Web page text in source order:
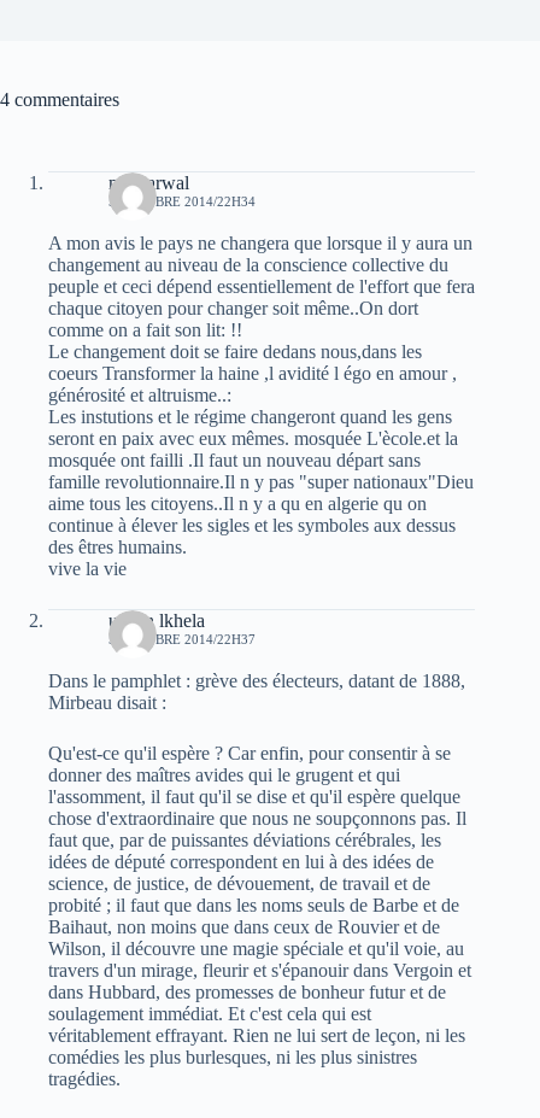
4 commentaires
moh arwal
5 OCTOBRE 2014/22H34
A mon avis le pays ne changera que lorsque il y aura un
changement au niveau de la conscience collective du
peuple et ceci dépend essentiellement de l'effort que fera
chaque citoyen pour changer soit même..On dort
comme on a fait son lit: !!
Le changement doit se faire dedans nous,dans les
coeurs Transformer la haine ,l avidité l égo en amour ,
générosité et altruisme..:
Les instutions et le régime changeront quand les gens
seront en paix avec eux mêmes. mosquée L'ècole.et la
mosquée ont failli .Il faut un nouveau départ sans
famille revolutionnaire.Il n y pas "super nationaux"Dieu
aime tous les citoyens..Il n y a qu en algerie qu on
continue à élever les sigles et les symboles aux dessus
des êtres humains.
vive la vie
uchen lkhela
5 OCTOBRE 2014/22H37
Dans le pamphlet : grève des électeurs, datant de 1888,
Mirbeau disait :
Qu'est-ce qu'il espère ? Car enfin, pour consentir à se
donner des maîtres avides qui le grugent et qui
l'assomment, il faut qu'il se dise et qu'il espère quelque
chose d'extraordinaire que nous ne soupçonnons pas. Il
faut que, par de puissantes déviations cérébrales, les
idées de député correspondent en lui à des idées de
science, de justice, de dévouement, de travail et de
probité ; il faut que dans les noms seuls de Barbe et de
Baihaut, non moins que dans ceux de Rouvier et de
Wilson, il découvre une magie spéciale et qu'il voie, au
travers d'un mirage, fleurir et s'épanouir dans Vergoin et
dans Hubbard, des promesses de bonheur futur et de
soulagement immédiat. Et c'est cela qui est
véritablement effrayant. Rien ne lui sert de leçon, ni les
comédies les plus burlesques, ni les plus sinistres
tragédies.